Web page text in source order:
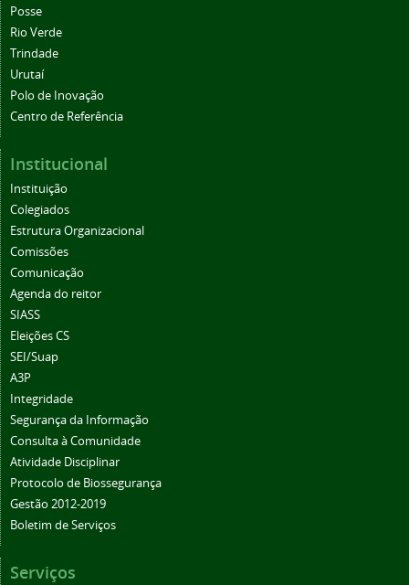
Posse
Rio Verde
Trindade
Urutaí
Polo de Inovação
Centro de Referência
Institucional
Instituição
Colegiados
Estrutura Organizacional
Comissões
Comunicação
Agenda do reitor
SIASS
Eleições CS
SEI/Suap
A3P
Integridade
Segurança da Informação
Consulta à Comunidade
Atividade Disciplinar
Protocolo de Biossegurança
Gestão 2012-2019
Boletim de Serviços
Serviços